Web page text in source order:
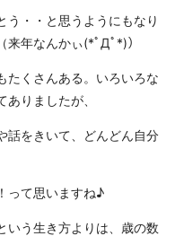
う・・と思うようにもなり
来年なんかぃ(*ﾟДﾟ*)）
たくさんある。いろいろな
りましたが、
話をきいて、どんどん自分
って思いますね♪
いう生き方よりは、歳の数